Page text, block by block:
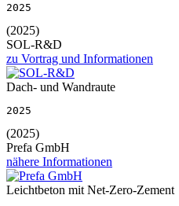
2025
(2025)
SOL-R&D
zu Vortrag und Informationen
Dach- und Wandraute
2025
(2025)
Prefa GmbH
nähere Informationen
Leichtbeton mit Net-Zero-Zement